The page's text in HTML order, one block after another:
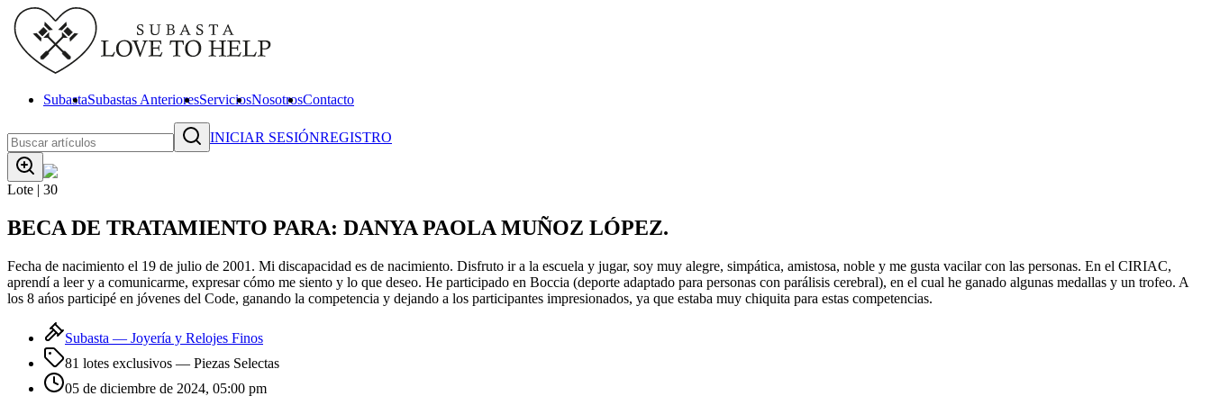
SubastaSubastas AnterioresServiciosNosotrosContacto
INICIAR SESIÓNREGISTRO
Lote | 30
BECA DE TRATAMIENTO PARA: DANYA PAOLA MUÑOZ LÓPEZ.
Fecha de nacimiento el 19 de julio de 2001. Mi discapacidad es de nacimiento. Disfruto ir a la escuela y jugar, soy muy alegre, simpática, amistosa, noble y me gusta vacilar con las personas. En el CIRIAC,
aprendí a leer y a comunicarme, expresar cómo me siento y lo que deseo. He participado en Boccia (deporte adaptado para personas con parálisis cerebral), en el cual he ganado algunas medallas y un trofeo. A
los 8 ańos participé en jóvenes del Code, ganando la competencia y dejando a los participantes impresionados, ya que estaba muy chiquita para estas competencias.
Subasta — Joyería y Relojes Finos
81 lotes exclusivos — Piezas Selectas
05 de diciembre de 2024, 05:00 pm